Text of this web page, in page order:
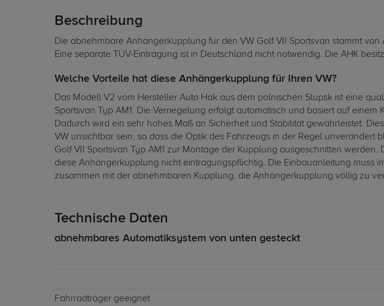
Beschreibung
Die abnehmbare Anhängerkupplung für den VW Golf VII Sportsvan stammt
Eine separate TÜV-Eintragung ist in Deutschland nicht notwendig. Die AHK
Welche Vorteile hat diese Anhängerkupplung für Ihren VW?
Das Modell V2 vom Hersteller Auto Hak aus dem polnischen Slupsk ist eine
Sportsvan Typ AM1. Die Verriegelung erfolgt automatisch und basiert auf
Dadurch wird ein sehr hohes Maß an Sicherheit und Stabilität gewährleistet.
VW unsichtbar sein, so dass die Optik des Fahrzeugs in der Regel
Golf VII Sportsvan Typ AM1 zur Montage der Kupplung ausgeschnitten
diese Anhängerkupplung nicht eintragungspflichtig. Die Einbauanleitung muss
zusammen mit der abnehmbaren Kupplung, die Anhängerkupplung völlig zu
Technische Daten
abnehmbares Automatiksystem von unten gesteckt
Fahrradträger geeignet